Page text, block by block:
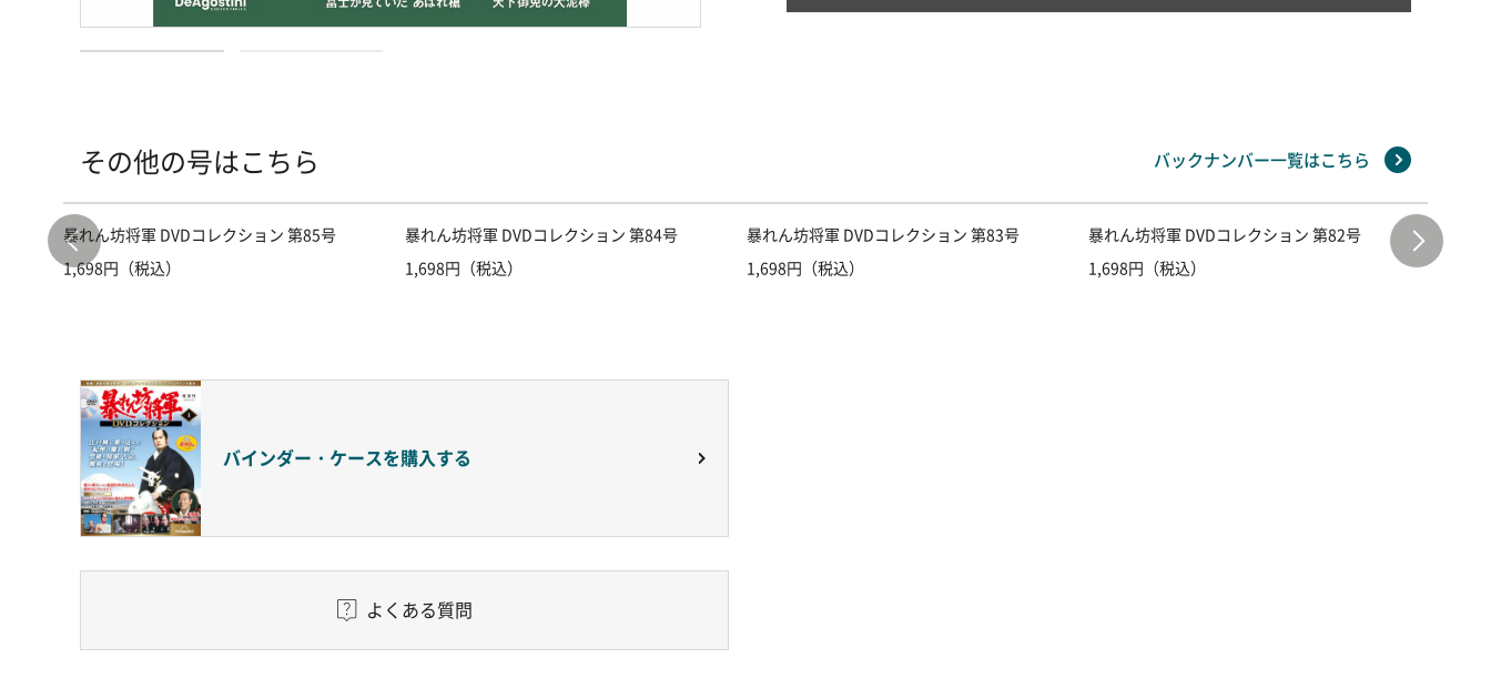
その他の号はこちら
暴れん坊将軍 DVDコレクション 第85号
1,698円（税込）
暴れん坊将軍 DVDコレクション 第84号
1,698円（税込）
暴れん坊将軍 DVDコレクション 第83号
1,698円（税込）
暴れん坊将軍 DVDコレクション 第82号
1,698円（税込）
暴れん
1,698円
バックナンバー一覧はこちら
バインダー・ケースを購入する
よくある質問